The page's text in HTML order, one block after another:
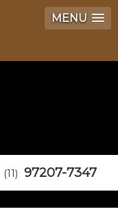
MENU
(11) 97207-7347